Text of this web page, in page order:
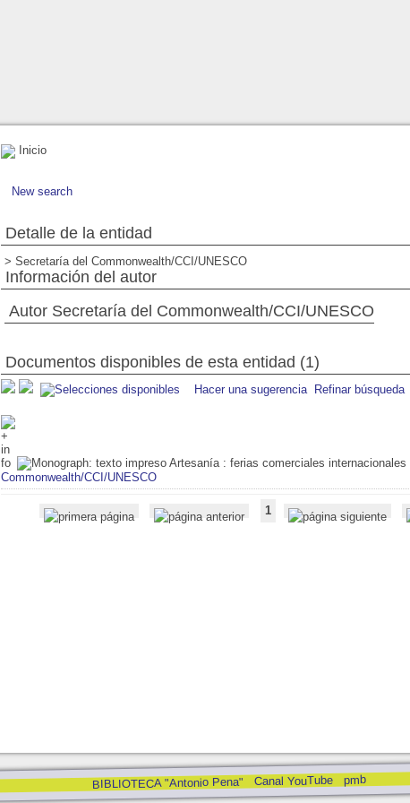
Inicio
New search
Detalle de la entidad
> Secretaría del Commonwealth/CCI/UNESCO
Información del autor
Autor Secretaría del Commonwealth/CCI/UNESCO
Documentos disponibles de esta entidad (1)
Hacer una sugerencia Refinar búsqueda
Artesanía : ferias comerciales internacionales
Commonwealth/CCI/UNESCO
1
BIBLIOTECA "Antonio Pena" Canal YouTube pmb